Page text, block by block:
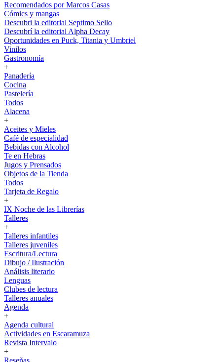
Recomendados por Marcos Casas
Cómics y mangas
Descubri la editorial Septimo Sello
Descubrí la editorial Alpha Decay
Oportunidades en Puck, Titania y Umbriel
Vinilos
Gastronomía
+
Panadería
Cocina
Pastelería
Todos
Alacena
+
Aceites y Mieles
Café de especialidad
Bebidas con Alcohol
Te en Hebras
Jugos y Prensados
Objetos de la Tienda
Todos
Tarjeta de Regalo
+
IX Noche de las Librerías
Talleres
+
Talleres infantiles
Talleres juveniles
Escritura/Lectura
Dibujo / Ilustración
Análisis literario
Lenguas
Clubes de lectura
Talleres anuales
Agenda
+
Agenda cultural
Actividades en Escaramuza
Revista Intervalo
+
Reseñas